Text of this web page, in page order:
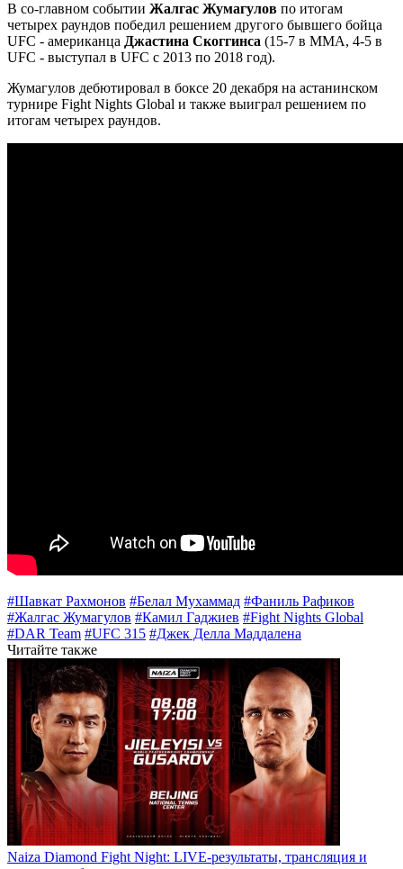
В со-главном событии Жалгас Жумагулов по итогам
четырех раундов победил решением другого бывшего бойца
UFC - американца Джастина Скоггинса (15-7 в ММА, 4-5 в
UFC - выступал в UFC с 2013 по 2018 год).
Жумагулов дебютировал в боксе 20 декабря на астанинском
турнире Fight Nights Global и также выиграл решением по
итогам четырех раундов.
#Шавкат Рахмонов #Белал Мухаммад #Фаниль Рафиков
#Жалгас Жумагулов #Камил Гаджиев #Fight Nights Global
#DAR Team #UFC 315 #Джек Делла Маддалена
Читайте также
Naiza Diamond Fight Night: LIVE-результаты, трансляция и